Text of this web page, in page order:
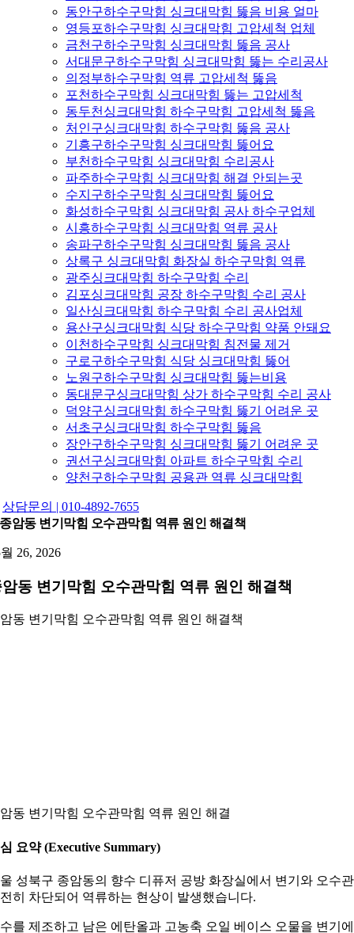
동안구하수구막힘 싱크대막힘 뚫음 비용 얼마
영등포하수구막힘 싱크대막힘 고압세척 업체
금천구하수구막힘 싱크대막힘 뚫음 공사
서대문구하수구막힘 싱크대막힘 뚫는 수리공사
의정부하수구막힘 역류 고압세척 뚫음
포천하수구막힘 싱크대막힘 뚫는 고압세척
동두천싱크대막힘 하수구막힘 고압세척 뚫음
처인구싱크대막힘 하수구막힘 뚫음 공사
기흥구하수구막힘 싱크대막힘 뚫어요
부천하수구막힘 싱크대막힘 수리공사
파주하수구막힘 싱크대막힘 해결 안되는곳
수지구하수구막힘 싱크대막힘 뚫어요
화성하수구막힘 싱크대막힘 공사 하수구업체
시흥하수구막힘 싱크대막힘 역류 공사
송파구하수구막힘 싱크대막힘 뚫음 공사
상록구 싱크대막힘 화장실 하수구막힘 역류
광주싱크대막힘 하수구막힘 수리
김포싱크대막힘 공장 하수구막힘 수리 공사
일산싱크대막힘 하수구막힘 수리 공사업체
용산구싱크대막힘 식당 하수구막힘 약품 안돼요
이천하수구막힘 싱크대막힘 침전물 제거
구로구하수구막힘 식당 싱크대막힘 뚫어
노원구하수구막힘 싱크대막힘 뚫는비용
동대문구싱크대막힘 상가 하수구막힘 수리 공사
덕양구싱크대막힘 하수구막힘 뚫기 어려운 곳
서초구싱크대막힘 하수구막힘 뚫음
장안구하수구막힘 싱크대막힘 뚫기 어려운 곳
권선구싱크대막힘 아파트 하수구막힘 수리
양천구하수구막힘 공용관 역류 싱크대막힘
상담문의 | 010-4892-7655
종암동 변기막힘 오수관막힘 역류 원인 해결책
26, 2026
동 변기막힘 오수관막힘 역류 원인 해결책
동 변기막힘 오수관막힘 역류 원인 해결책
동 변기막힘 오수관막힘 역류 원인 해결
요약 (Executive Summary)
성북구 종암동의 향수 디퓨저 공방 화장실에서 변기와 오수
히 차단되어 역류하는 현상이 발생했습니다.
를 제조하고 남은 에탄올과 고농축 오일 베이스 오물을 변기에